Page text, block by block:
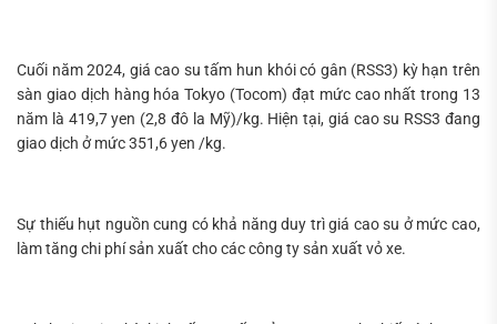
Cuối năm 2024, giá cao su tấm hun khói có gân (RSS3) kỳ hạn trên
sàn giao dịch hàng hóa Tokyo (Tocom) đạt mức cao nhất trong 13
năm là 419,7 yen (2,8 đô la Mỹ)/kg. Hiện tại, giá cao su RSS3 đang
giao dịch ở mức 351,6 yen /kg.
Sự thiếu hụt nguồn cung có khả năng duy trì giá cao su ở mức cao,
làm tăng chi phí sản xuất cho các công ty sản xuất vỏ xe.